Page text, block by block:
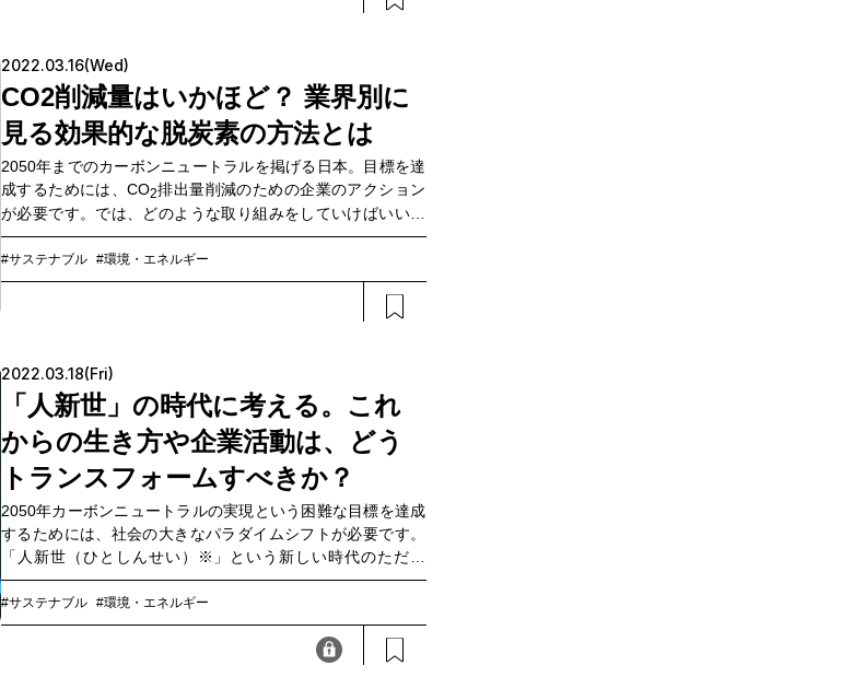
2022.03.16(Wed)
CO2削減量はいかほど？ 業界別に
見る効果的な脱炭素の方法とは
2050年までのカーボンニュートラルを掲げる日本。目標を達
成するためには、CO2排出量削減のための企業のアクション
が必要です。では、どのような取り組みをしていけばいいの
でしょうか。経団連が脱炭素に取り組むことで影響力が大き
いとする製造業、流通・小売業、不動産・オフィスビル業の3
つの業界に絞り、それぞれが直面している課題と解決策につ
て紹介します。
ン 地球温暖化を逆転させる100の方法』を参考に、現状維持の世界と比
較した際に2050年までに削減可能な数値を記載しています。
#サステナブル #環境・エネルギー
2022.03.18(Fri)
「人新世」の時代に考える。これ
からの生き方や企業活動は、どう
トランスフォームすべきか？
2050年カーボンニュートラルの実現という困難な目標を達成
するためには、社会の大きなパラダイムシフトが必要です。
「人新世（ひとしんせい）※」という新しい時代のただ中
で、地球環境を私たちにとって持続可能なものにするため
に、企業には「利益の追求」と「社会課題の解決」という、
ときに相反することが同時に求められます。ベストセラー
『人新世の「資本論」』の著者、斎藤幸平氏をはじめとした
#サステナブル #環境・エネルギー